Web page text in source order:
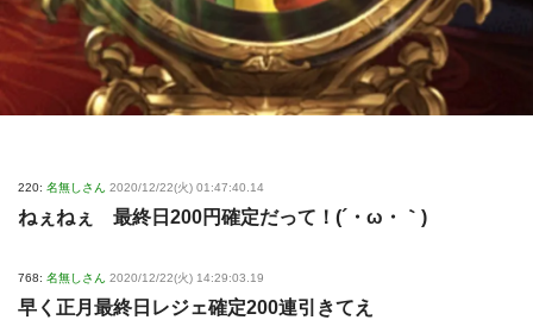
220: 名無しさん 2020/12/22(火) 01:47:40.14
ねぇねぇ 最終日200円確定だって！(´・ω・｀)
768: 名無しさん 2020/12/22(火) 14:29:03.19
早く正月最終日レジェ確定200連引きてえ